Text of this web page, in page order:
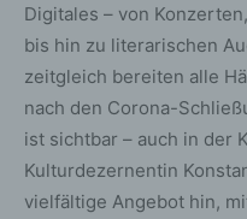
Digitales – von
bis hin zu literarischen
zeitgleich bereiten alle
nach den Corona-
ist sichtbar – auch in der
Kulturdezernentin
vielfältige Angebot hin,